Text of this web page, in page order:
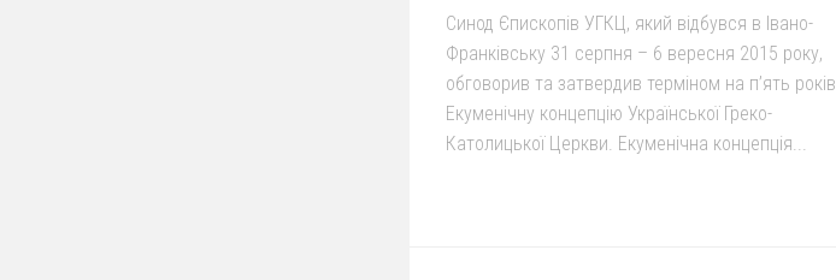
Синод Єпископів УГКЦ, який відбувся в Івано-
Франківську 31 серпня – 6 вересня 2015 року,
обговорив та затвердив терміном на п’ять років
Екуменічну концепцію Української Греко-
Католицької Церкви. Екуменічна концепція...